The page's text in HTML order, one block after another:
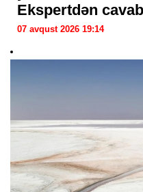
Ekspertdən cavab
07 avqust 2026 19:14